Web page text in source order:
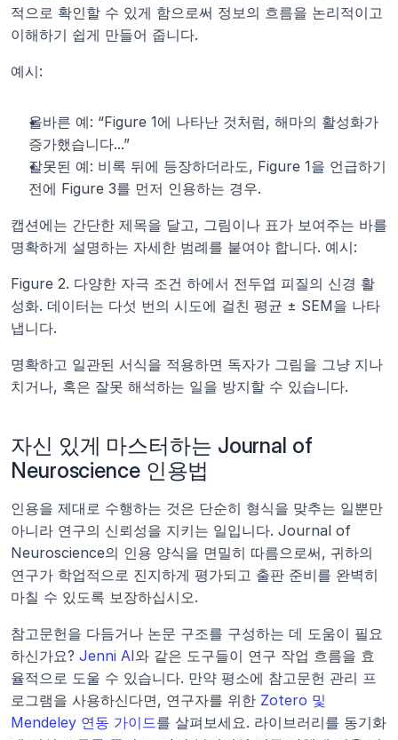
적으로 확인할 수 있게 함으로써 정보의 흐름을 논리적이고
이해하기 쉽게 만들어 줍니다.
예시:
올바른 예: “Figure 1에 나타난 것처럼, 해마의 활성화가
증가했습니다...”
잘못된 예: 비록 뒤에 등장하더라도, Figure 1을 언급하기
전에 Figure 3를 먼저 인용하는 경우.
캡션에는 간단한 제목을 달고, 그림이나 표가 보여주는 바를
명확하게 설명하는 자세한 범례를 붙여야 합니다. 예시:
Figure 2. 다양한 자극 조건 하에서 전두엽 피질의 신경 활
성화. 데이터는 다섯 번의 시도에 걸친 평균 ± SEM을 나타
냅니다.
명확하고 일관된 서식을 적용하면 독자가 그림을 그냥 지나
치거나, 혹은 잘못 해석하는 일을 방지할 수 있습니다.
자신 있게 마스터하는 Journal of
Neuroscience 인용법
인용을 제대로 수행하는 것은 단순히 형식을 맞추는 일뿐만
아니라 연구의 신뢰성을 지키는 일입니다. Journal of
Neuroscience의 인용 양식을 면밀히 따름으로써, 귀하의
연구가 학업적으로 진지하게 평가되고 출판 준비를 완벽히
마칠 수 있도록 보장하십시오.
참고문헌을 다듬거나 논문 구조를 구성하는 데 도움이 필요
하신가요? Jenni AI와 같은 도구들이 연구 작업 흐름을 효
율적으로 도울 수 있습니다. 만약 평소에 참고문헌 관리 프
로그램을 사용하신다면, 연구자를 위한 Zotero 및
Mendeley 연동 가이드를 살펴보세요. 라이브러리를 동기화